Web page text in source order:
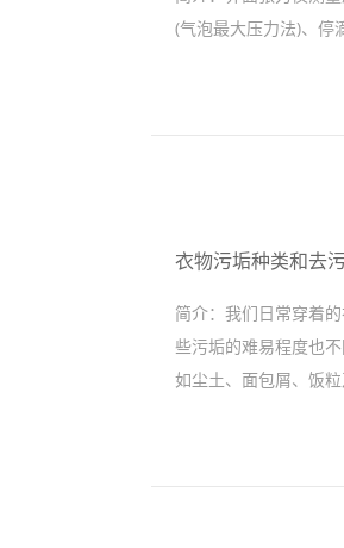
(气泡最大压力法)、停
衣物污垢种类和去
简介： 我们日常穿着
些污垢的难易程度也
如尘土、面包屑、饭